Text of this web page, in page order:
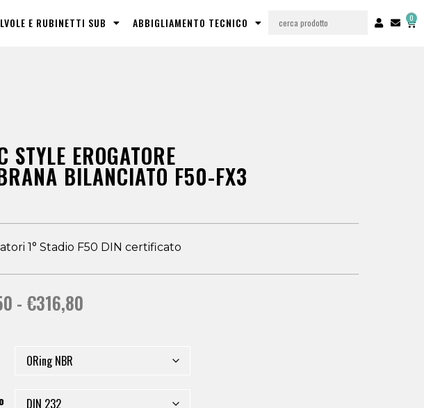
E RUBINETTI SUB ABBIGLIAMENTO TECNICO 0
STYLE EROGATORE
BILANCIATO F50-FX3
1° Stadio F50 DIN certificato
- €316,80